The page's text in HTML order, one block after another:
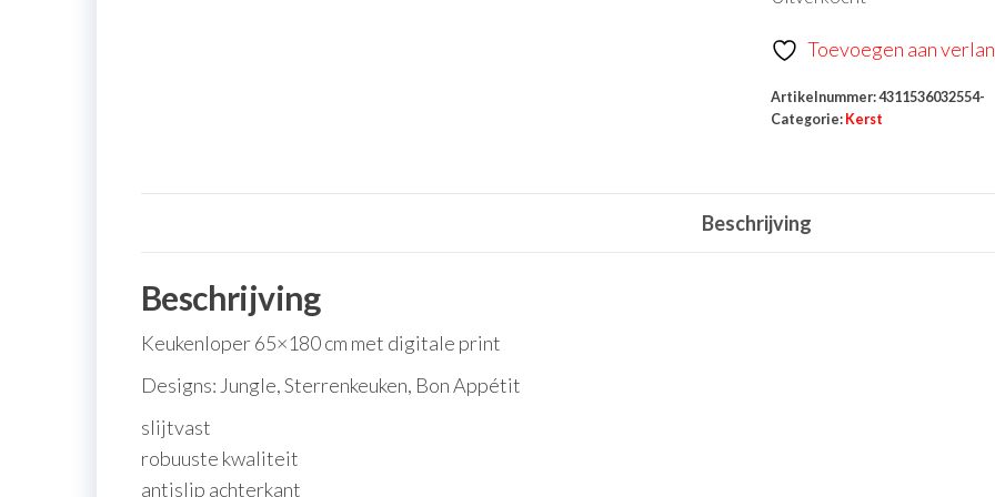
Toevoegen aan
Artikelnummer:4311536032554-
Categorie: Kerst
Beschrijving
Beschrijving
Keukenloper 65×180 cm met digitale print
Designs: Jungle, Sterrenkeuken, Bon Appétit
slijtvast
robuuste kwaliteit
antislip achterkant